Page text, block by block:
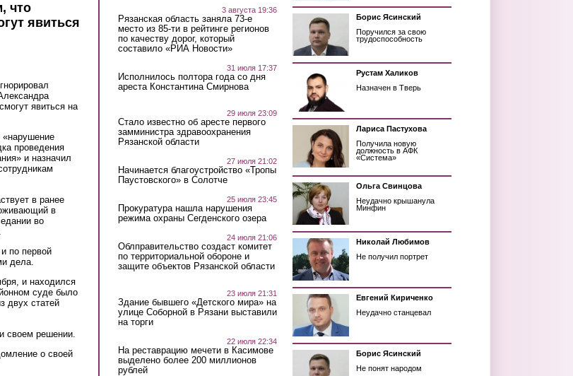
что
явиться
явиться на
«нарушение
проведения
и назначил
в ранее
в
во
по первой
дела.
и находился
суде было
двух статей
своем решении.
о своей
3 августа 19:36
Рязанская область заняла 73-е
место из 85-ти в рейтинге регионов
по качеству дорог, который
составило «РИА Новости»
31 июля 17:37
Исполнилось полтора года со дня
ареста Константина Смирнова
29 июля 23:09
Стало известно об аресте первого
замминистра здравоохранения
Рязанской области
27 июля 21:02
Начинается благоустройство «Тропы
Паустовского» в Солотче
25 июля 23:45
Прокуратура нашла нарушения
режима охраны Сегденского озера
24 июля 21:06
Облправительство создаст комитет
по территориальной обороне и
защите объектов Рязанской области
23 июля 21:31
Здание бывшего «Детского мира» на
улице Соборной в Рязани выставили
на торги
22 июля 22:34
На реставрацию мечети в Касимове
выделено более 200 миллионов
рублей
Борис Ясинский
Поручился за свою
трудоспособность
Рустам Халиков
Назначен в Тверь
Лариса Пастухова
Получила новую
должность в АФК
«Система»
Ольга Свинцова
Неудачно крышанула
Минфин
Николай Любимов
Не получил портрет
Евгений Кириченко
Неудачно станцевал
Борис Ясинский
Не понят народом